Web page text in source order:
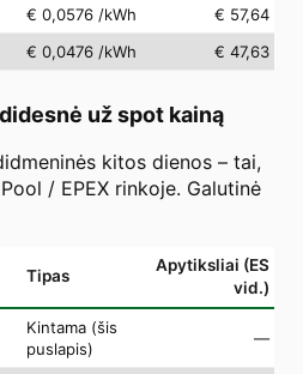
€ 0,0576 /kWh
€ 57,64
€ 0,0476 /kWh € 47,63
už spot kainą
kitos dienos – tai,
/ EPEX rinkoje. Galutinė
Tipas
Apytiksliai (ES
vid.)
Kintama (šis
puslapis)
—